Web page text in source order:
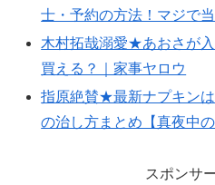
士・予約の方法！マジで
木村拓哉溺愛★あおさが
買える？｜家事ヤロウ
指原絶賛★最新ナプキン
の治し方まとめ【真夜中の
スポンサ